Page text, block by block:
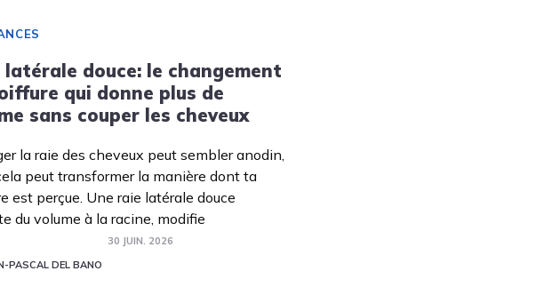
latérale douce: le changement
qui donne plus de
sans couper les cheveux
la raie des cheveux peut sembler anodin,
peut transformer la manière dont ta
est perçue. Une raie latérale douce
du volume à la racine, modifie
PASCAL DEL BANO
30 JUIN. 2026